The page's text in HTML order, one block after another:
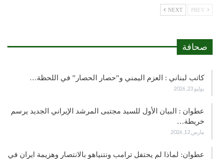
NEXT
صحافة
كاتب لبناني : العزم اليمني و”حصار الحصار” في اللحظة…
يوليو 23, 2026
عطوان : البيان الأول للسيد مجتبى المرشد الإيراني الجديد يرسم
خريطة…
مارس 12, 2026
عطوان: لماذا لم يحتفل ترامب ونتنياهو بالانتصار وهزيمة ايران في